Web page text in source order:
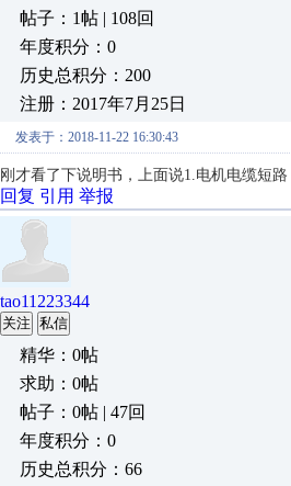
帖子：1帖 | 108回
年度积分：0
历史总积分：200
注册：2017年7月25日
发表于：2018-11-22 16:30:43
刚才看了下说明书，上面说1.电机电缆短
回复 引用 举报
tao11223344
关注 私信
精华：0帖
求助：0帖
帖子：0帖 | 47回
年度积分：0
历史总积分：66